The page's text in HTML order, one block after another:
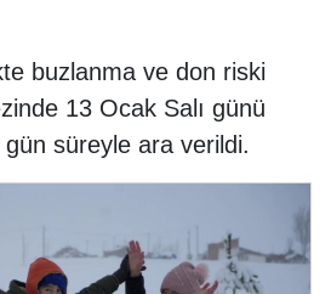
buzlanma ve don riski
13 Ocak Salı günü
gün süreyle ara verildi.